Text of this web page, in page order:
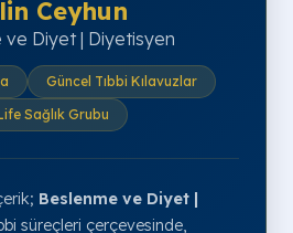
Ceyhun
ve Diyet | Diyetisyen
Güncel Tıbbi Kılavuzlar
Sağlık Grubu
Beslenme ve Diyet |
süreçleri çerçevesinde,